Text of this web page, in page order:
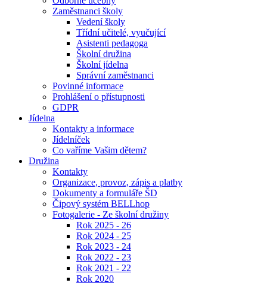
Zaměstnanci školy
Vedení školy
Třídní učitelé, vyučující
Asistenti pedagoga
Školní družina
Školní jídelna
Správní zaměstnanci
Povinné informace
Prohlášení o přístupnosti
GDPR
Jídelna
Kontakty a informace
Jídelníček
Co vaříme Vašim dětem?
Družina
Kontakty
Organizace, provoz, zápis a platby
Dokumenty a formuláře ŠD
Čipový systém BELLhop
Fotogalerie - Ze školní družiny
Rok 2025 - 26
Rok 2024 - 25
Rok 2023 - 24
Rok 2022 - 23
Rok 2021 - 22
Rok 2020